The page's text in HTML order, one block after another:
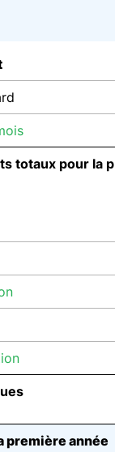
totaux pour la
première année